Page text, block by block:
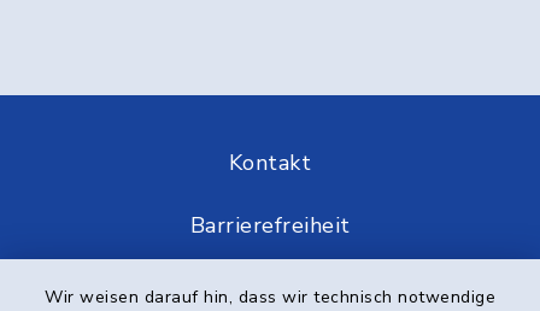
Wir weisen darauf hin, dass wir technisch notwendige
Kontakt
Barrierefreiheit
Datenschutz